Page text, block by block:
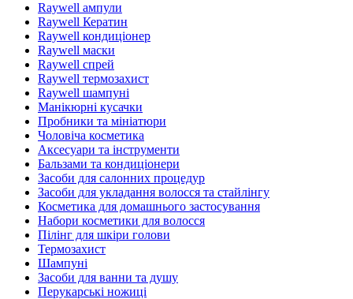
Raywell ампули
Raywell Кератин
Raywell кондиціонер
Raywell маски
Raywell спрей
Raywell термозахист
Raywell шампуні
Манікюрні кусачки
Пробники та мініатюри
Чоловіча косметика
Аксесуари та інструменти
Бальзами та кондиціонери
Засоби для салонних процедур
Засоби для укладання волосся та стайлінгу
Косметика для домашнього застосування
Набори косметики для волосся
Пілінг для шкіри голови
Термозахист
Шампуні
Засоби для ванни та душу
Перукарські ножиці